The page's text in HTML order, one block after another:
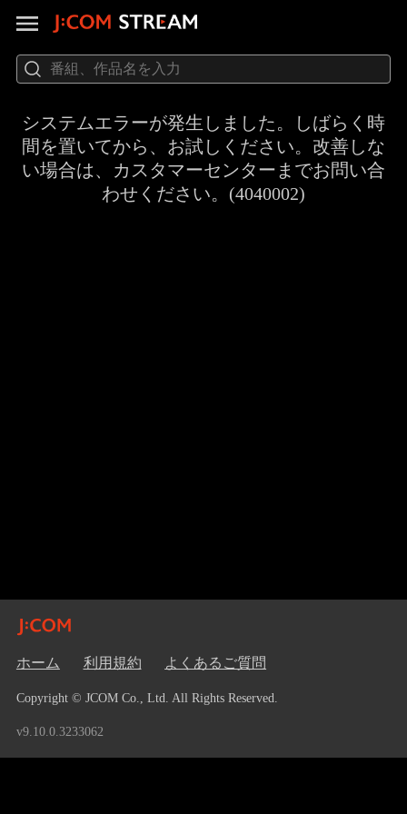
システムエラーが発生しました。しばらく時
間を置いてから、お試しください。改善しな
い場合は、カスタマーセンターまでお問い合
わせください。(4040002)
ホーム 利用規約 よくあるご質問
Copyright © JCOM Co., Ltd. All Rights Reserved.
v9.10.0.3233062